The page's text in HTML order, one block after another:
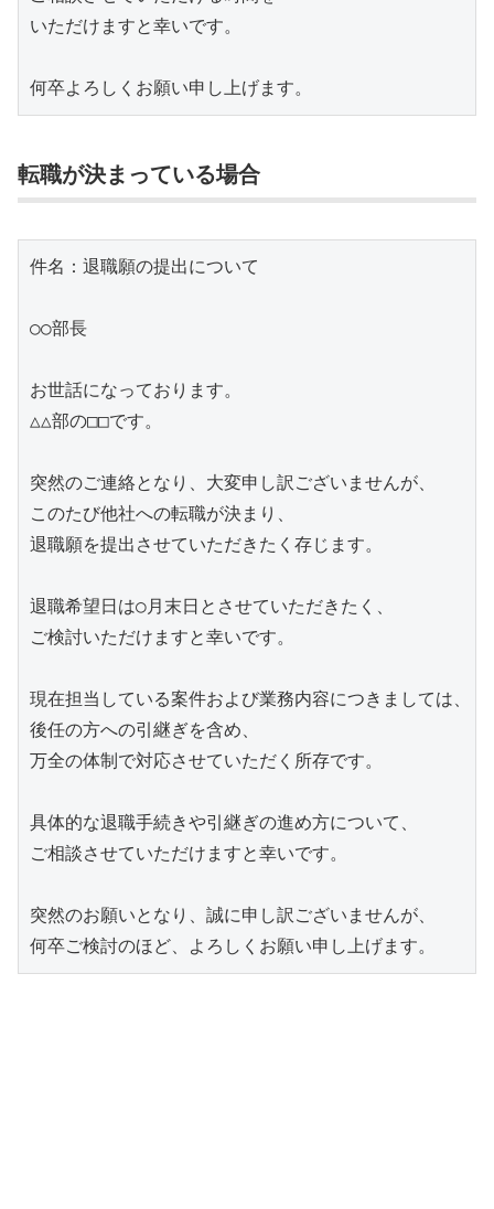
いただけますと幸いです。
何卒よろしくお願い申し上げます。
転職が決まっている場合
件名：退職願の提出について
○○部長
お世話になっております。
△△部の□□です。
突然のご連絡となり、大変申し訳ございませんが、
このたび他社への転職が決まり、
退職願を提出させていただきたく存じます。
退職希望日は○月末日とさせていただきたく、
ご検討いただけますと幸いです。
現在担当している案件および業務内容につきましては、
後任の方への引継ぎを含め、
万全の体制で対応させていただく所存です。
具体的な退職手続きや引継ぎの進め方について、
ご相談させていただけますと幸いです。
突然のお願いとなり、誠に申し訳ございませんが、
何卒ご検討のほど、よろしくお願い申し上げます。